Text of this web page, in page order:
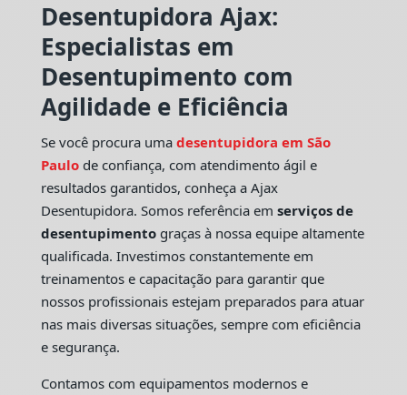
Desentupidora Ajax:
Especialistas em
Desentupimento com
Agilidade e Eficiência
Se você procura uma desentupidora em São
Paulo de confiança, com atendimento ágil e
resultados garantidos, conheça a Ajax
Desentupidora. Somos referência em serviços de
desentupimentograças à nossa equipe altamente
qualificada. Investimos constantemente em
treinamentos e capacitação para garantir que
nossos profissionais estejam preparados para atuar
nas mais diversas situações, sempre com eficiência
e segurança.
Contamos com equipamentos modernos e